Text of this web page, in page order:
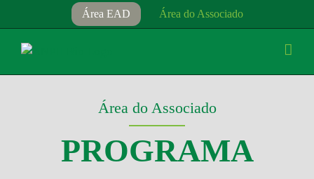
para
Área EAD Área do Associado
Área do Associado
PROGRAMA